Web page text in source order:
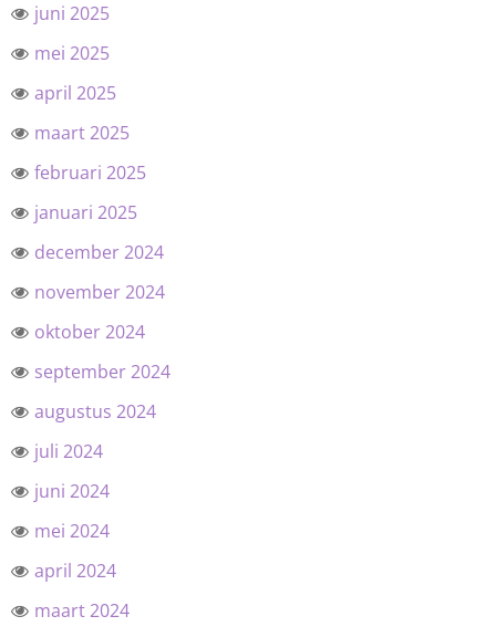
juni 2025
mei 2025
april 2025
maart 2025
februari 2025
januari 2025
december 2024
november 2024
oktober 2024
september 2024
augustus 2024
juli 2024
juni 2024
mei 2024
april 2024
maart 2024